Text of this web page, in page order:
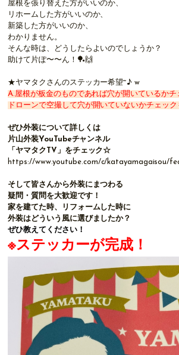
屋根を張り替えた方がいいのか、
リホームした方がいいのか、
新築した方がいいのか、
わかりません。
そんな時は、どうしたらよいのでしょうか？
助けて片ぽ〜〜ん！🏓🙌
★ヤマタクさんのステッカー希望~♪ w
A.屋根が板金のものであれば穴が開いているかチ
ドローンで空撮して穴が開いていないかチェック
ぜひ外装について詳しくは
片山外装YouTubeチャンネル
「ヤマタクTV」をチェック☆
https://www.youtube.com/c/katayamagaisou/
そして皆さんから外装にまつわる
疑問・質問を大歓迎です！
家を建てた時、リフォームした時に
外装はどういう風に選びましたか？
ぜひ教えてください！
※ステッカーが完成！